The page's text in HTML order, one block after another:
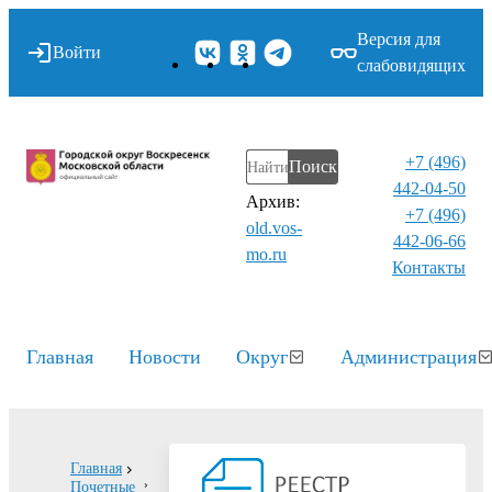
Войти
Версия для
слабовидящих
Поиск
Архив:
old.vos-
mo.ru
+7 (496)
442-04-50
+7 (496)
442-06-66
Контакты⁠
Главная Новости Округ Администрация
Главная
Почетные